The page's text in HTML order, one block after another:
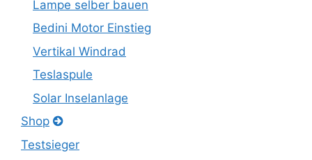
Lampe selber bauen
Bedini Motor Einstieg
Vertikal Windrad
Teslaspule
Solar Inselanlage
Shop
Testsieger